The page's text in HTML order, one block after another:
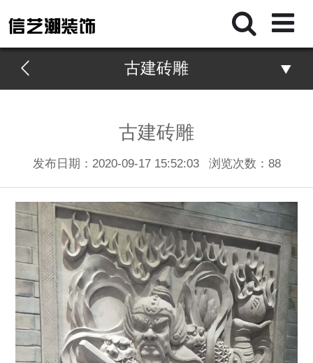
古建砖雕
古建砖雕
发布日期：2020-09-17 15:52:03 浏览次数： 88